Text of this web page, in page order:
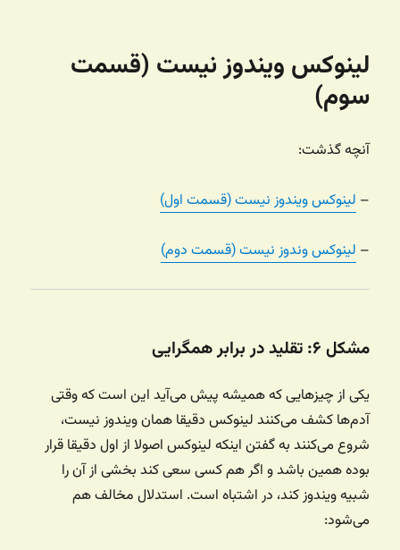
لینوکس ویندوز نیست (قسمت
سوم)
آنچه گذشت:
– لینوکس ویندوز نیست (قسمت اول)
– لینوکس وندوز نیست (قسمت دوم)
مشکل ۶: تقلید در برابر همگرایی
یکی از چیزهایی که همیشه پیش می‌آید این است که وقتی
آدم‌ها کشف می‌کنند لینوکس دقیقا همان ویندوز نیست،
شروع می‌کنند به گفتن اینکه لینوکس اصولا از اول دقیقا قرار
بوده همین باشد و اگر هم کسی سعی کند بخشی از آن را
شبیه ویندوز کند، در اشتباه است. استدلال مخالف هم
می‌شود: